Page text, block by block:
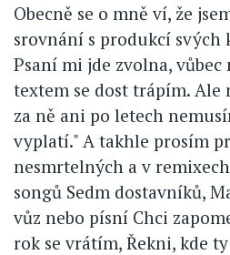
Obecně se o mně ví, že
srovnání s produkcí svých
Psaní mi jde zvolna, vůbec
textem se dost trápím. Ale
za ně ani po letech
vyplatí." A takhle prosím
nesmrtelných a v
songů Sedm dostavníků,
vůz nebo písní Chci
rok se vrátím, Řekni, kde